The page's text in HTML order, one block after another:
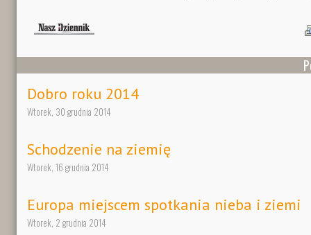
Dobro roku 2014
Wtorek, 30 grudnia 2014
Schodzenie na ziemię
Wtorek, 16 grudnia 2014
Europa miejscem spotkania nieba i ziemi
Wtorek, 2 grudnia 2014